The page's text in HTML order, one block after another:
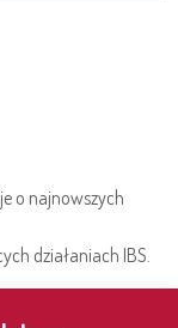
o najnowszych
działaniach IBS.